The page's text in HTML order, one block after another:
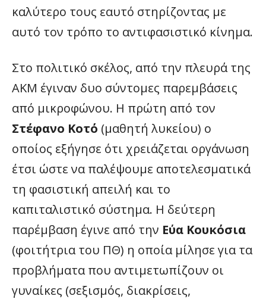
καλύτερο τους εαυτό στηρίζοντας με
αυτό τον τρόπο το αντιφασιστικό κίνημα.
Στο πολιτικό σκέλος, από την πλευρά της
ΑΚΜ έγιναν δυο σύντομες παρεμβάσεις
από μικροφώνου. Η πρώτη από τον
Στέφανο Κοτό (μαθητή λυκείου) ο
οποίος εξήγησε ότι χρειάζεται οργάνωση
έτσι ώστε να παλέψουμε αποτελεσματικά
τη φασιστική απειλή και το
καπιταλιστικό σύστημα. Η δεύτερη
παρέμβαση έγινε από την Εύα Κουκόσια
(φοιτήτρια του ΠΘ) η οποία μίλησε για τα
προβλήματα που αντιμετωπίζουν οι
γυναίκες (σεξισμός, διακρίσεις,